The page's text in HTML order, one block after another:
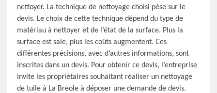
nettoyer. La technique de nettoyage choisi pèse sur le
devis. Le choix de cette technique dépend du type de
matériau à nettoyer et de l’état de la surface. Plus la
surface est sale, plus les coûts augmentent. Ces
différentes précisions, avec d’autres informations, sont
inscrites dans un devis. Pour obtenir ce devis, l’entreprise
invite les propriétaires souhaitant réaliser un nettoyage
de tuile à La Breole à déposer une demande de devis.